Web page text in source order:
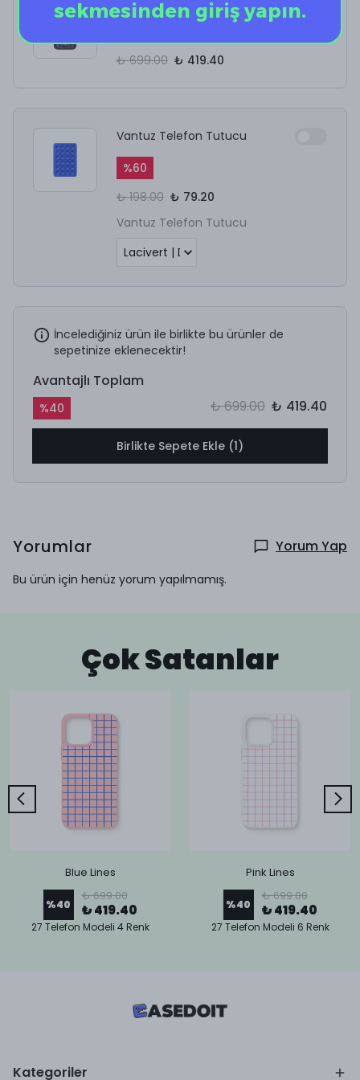
₺ 699.00 ₺ 419.40
Vantuz Telefon Tutucu
%60
₺ 198.00 ₺ 79.20
Vantuz Telefon Tutucu
İncelediğiniz ürün ile birlikte bu ürünler de
sepetinize eklenecektir!
Avantajlı Toplam
%40 ₺ 699.00 ₺ 419.40
Birlikte Sepete Ekle (1)
Yorumlar Yorum Yap
Bu ürün için henüz yorum yapılmamış.
Çok Satanlar
Blue Lines
%40
₺ 699.00
₺ 419.40
27 Telefon Modeli 4 Renk
Pink Lines
%40
₺ 699.00
₺ 419.40
27 Telefon Modeli 6 Renk
Kategoriler
sekmesinden giriş yapın.